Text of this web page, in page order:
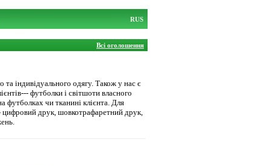
RUS
Всі оголошення
індивідуального одягу. Також у нас є
футболки і світшоти власного
чи тканині клієнта. Для
цифровий друк, шовкотрафаретний друк,